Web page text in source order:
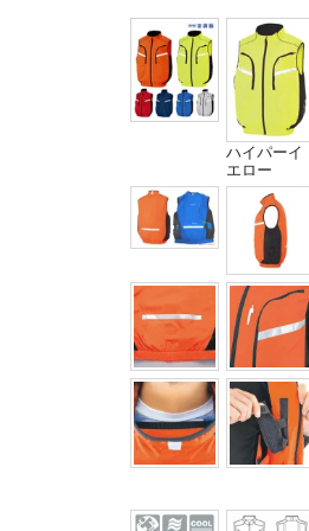
ハイパーイ
エロー